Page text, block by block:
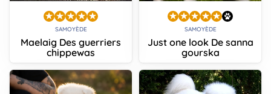
SAMOYÈDE
Maelaig Des guerriers
chippewas
SAMOYÈDE
Just one look De sanna
gourska